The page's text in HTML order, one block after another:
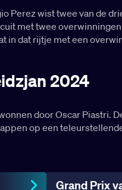
Perez wist twee van de
met twee
in dat rijtje met een
2024
door Oscar Piastri.
op een
Grand Prix